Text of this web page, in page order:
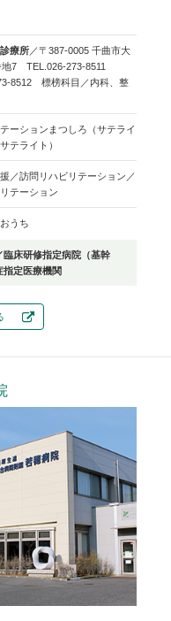
療所／〒387-0005 千曲市大
地7 TEL.026-273-8511
8512 標榜科目／内科、整
ーションまつしろ（サテライ
テライト）
／訪問リハビリテーション／
テーション
うち
臨床研修指定病院（基幹
指定医療機関